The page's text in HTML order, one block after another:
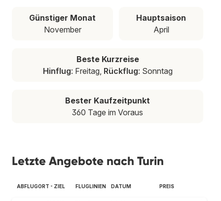
Günstiger Monat
November
Hauptsaison
April
Beste Kurzreise
Hinflug: Freitag, Rückflug: Sonntag
Bester Kaufzeitpunkt
360 Tage im Voraus
Letzte Angebote nach Turin
ABFLUGORT - ZIEL FLUGLINIEN DATUM PREIS